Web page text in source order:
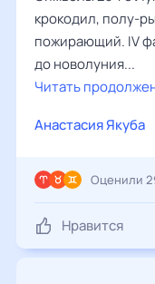
крокодил, полу-
пожирающий. IV
до новолуния...
Читать
Анастасия Якуба
Нравится
Оценили